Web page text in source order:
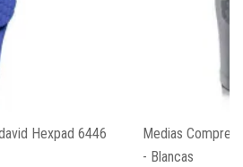
Hexpad 6446
Medias
- Blancas